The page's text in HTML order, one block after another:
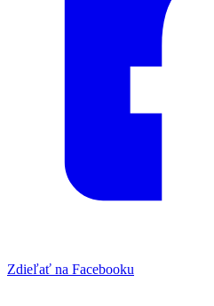
Zdieľať na Facebooku